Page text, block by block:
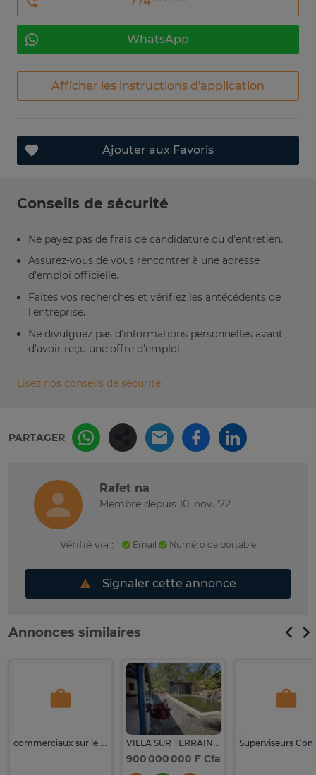
WhatsApp
Afficher les instructions d'application
Ajouter aux Favoris
Conseils de sécurité
Ne payez pas de frais de candidature ou d'entretien.
Assurez-vous de vous rencontrer à une adresse
d'emploi officielle.
Faites vos recherches et vérifiez les antécédents de
l'entreprise.
Ne divulguez pas d'informations personnelles avant
d'avoir reçu une offre d'emploi.
Lisez nos conseils de sécurité
PARTAGER
Rafet na
Membre depuis 10. nov. '22
Vérifié via : Email Numéro de portable
Signaler cette annonce
Annonces similaires
commerciaux sur le terrain VILLA SUR TERRAIN 8700M2 KEUR YOUNGAR
900 000 000 F Cfa